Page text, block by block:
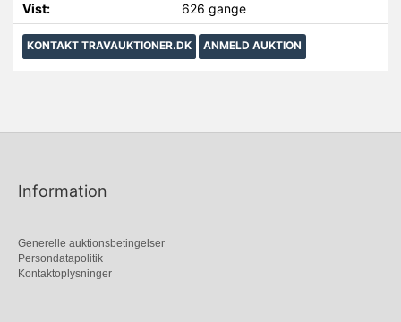
Vist:
626 gange
KONTAKT TRAVAUKTIONER.DK ANMELD AUKTION
Information
Generelle auktionsbetingelser
Persondatapolitik
Kontaktoplysninger